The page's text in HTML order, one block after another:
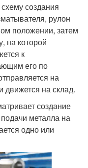
создания
рулон
положении, затем
на которой
к
его по
на
движется на склад.
создание
металла на
одно или